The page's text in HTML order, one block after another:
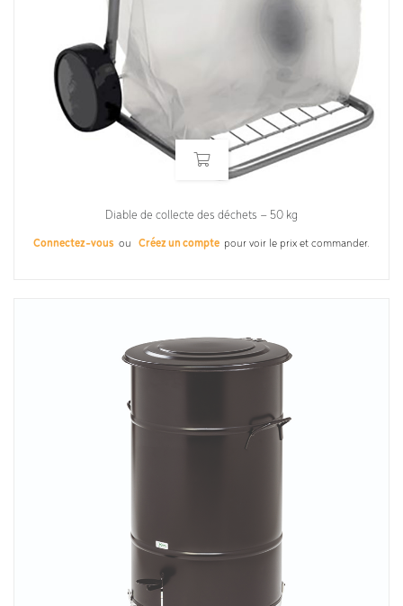
Diable de collecte des déchets – 50 kg
Connectez-vous ou Créez un compte pour voir le prix et commander.